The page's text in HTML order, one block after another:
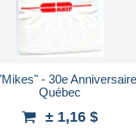
- 30e
Québec
± 1,16 $